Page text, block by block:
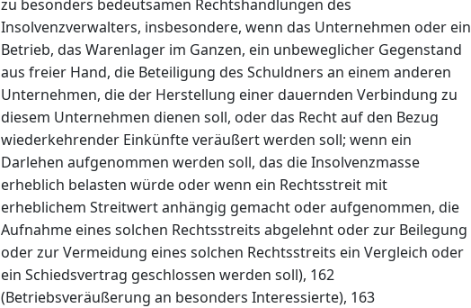
zu besonders bedeutsamen Rechtshandlungen des
Insolvenzverwalters, insbesondere, wenn das Unternehmen oder ein
Betrieb, das Warenlager im Ganzen, ein unbeweglicher Gegenstand
aus freier Hand, die Beteiligung des Schuldners an einem anderen
Unternehmen, die der Herstellung einer dauernden Verbindung zu
diesem Unternehmen dienen soll, oder das Recht auf den Bezug
wiederkehrender Einkünfte veräußert werden soll; wenn ein
Darlehen aufgenommen werden soll, das die Insolvenzmasse
erheblich belasten würde oder wenn ein Rechtsstreit mit
erheblichem Streitwert anhängig gemacht oder aufgenommen, die
Aufnahme eines solchen Rechtsstreits abgelehnt oder zur Beilegung
oder zur Vermeidung eines solchen Rechtsstreits ein Vergleich oder
ein Schiedsvertrag geschlossen werden soll), 162
(Betriebsveräußerung an besonders Interessierte), 163